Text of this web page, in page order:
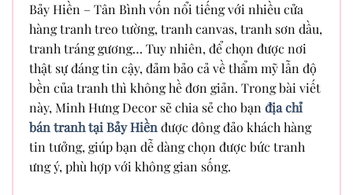
Bảy Hiền – Tân Bình vốn nổi tiếng với nhiều cửa
hàng tranh treo tường, tranh canvas, tranh sơn dầu,
tranh tráng gương… Tuy nhiên, để chọn được nơi
thật sự đáng tin cậy, đảm bảo cả về thẩm mỹ lẫn độ
bền của tranh thì không hề đơn giản. Trong bài viết
này, Minh Hưng Decor sẽ chia sẻ cho bạn địa chỉ
bán tranh tại Bảy Hiền được đông đảo khách hàng
tin tưởng, giúp bạn dễ dàng chọn được bức tranh
ưng ý, phù hợp với không gian sống.